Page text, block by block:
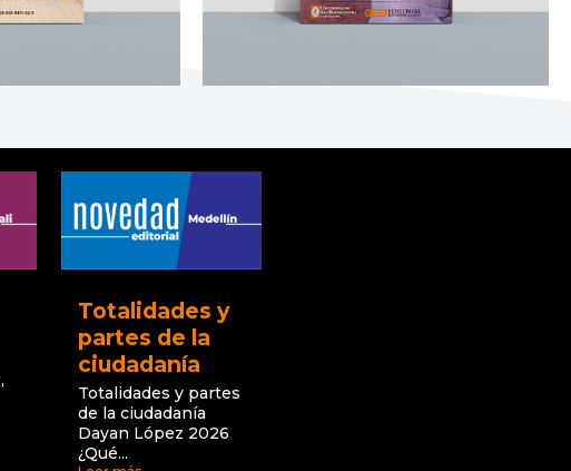
Totalidades y
partes de la
ciudadanía
Totalidades y partes
de la ciudadanía
Dayan López 2026
¿Qué...